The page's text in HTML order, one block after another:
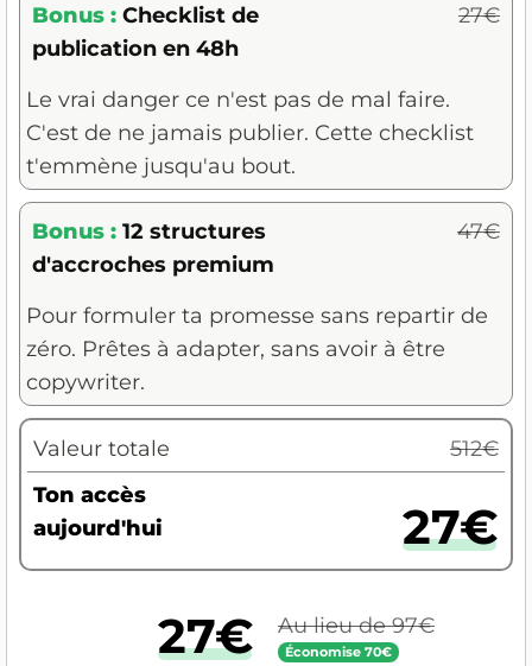
Bonus : Checklist de
publication en 48h
27€
Le vrai danger ce n'est pas de mal faire.
C'est de ne jamais publier. Cette checklist
t'emmène jusqu'au bout.
Bonus : 12 structures
d'accroches premium
47€
Pour formuler ta promesse sans repartir de
zéro. Prêtes à adapter, sans avoir à être
copywriter.
Valeur totale
512€
Ton accès
aujourd'hui
27€
27€
Au lieu de 97€
Économise 70€